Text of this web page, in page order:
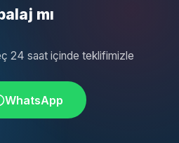
mı
24 saat içinde teklifimizle
WhatsApp